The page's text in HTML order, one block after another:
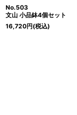
No.503
文山 小品鉢4個セット
16,720円(税込)